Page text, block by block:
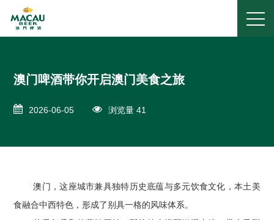
澳门啤酒带你开启澳门美食之旅
2026-06-05 浏览量 41
澳门，这座城市兼具独特历史底蕴与多元饮食文化，本土美
食融合中西特色，形成了别具一格的风味体系。